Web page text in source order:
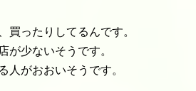
買ったりしてるんです。
が少ないそうです。
人がおおいそうです。